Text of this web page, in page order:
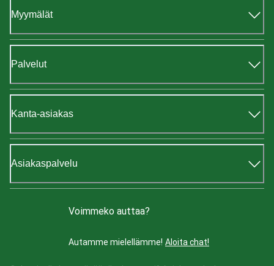
Myymälät
Palvelut
Kanta-asiakas
Asiakaspalvelu
Voimmeko auttaa?
Autamme mielellämme! Aloita chat!